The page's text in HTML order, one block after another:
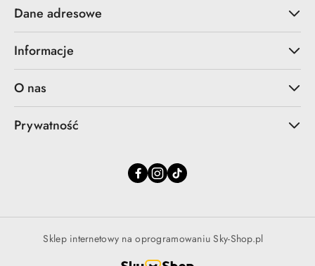
Dane adresowe
Informacje
O nas
Prywatność
Sklep internetowy na oprogramowaniu Sky-Shop.pl